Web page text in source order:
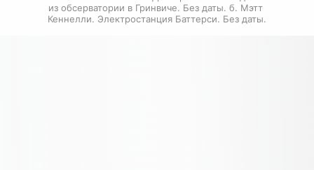
из обсерватории в Гринвиче. Без даты. б. Мэтт
Кеннелли. Электростанция Баттерси. Без даты.